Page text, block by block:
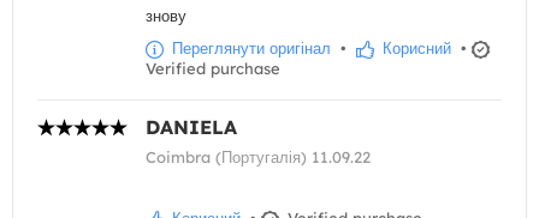
знову
Переглянути оригінал • Корисний •
Verified purchase
DANIELA
Coimbra (Португалія) 11.09.22